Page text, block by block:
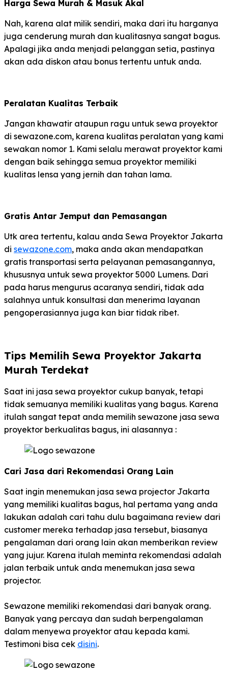
Harga Sewa Murah & Masuk Akal
Nah, karena alat milik sendiri, maka dari itu harganya
juga cenderung murah dan kualitasnya sangat bagus.
Apalagi jika anda menjadi pelanggan setia, pastinya
akan ada diskon atau bonus tertentu untuk anda.
Peralatan Kualitas Terbaik
Jangan khawatir ataupun ragu untuk sewa proyektor
di sewazone.com, karena kualitas peralatan yang kami
sewakan nomor 1. Kami selalu merawat proyektor kami
dengan baik sehingga semua proyektor memiliki
kualitas lensa yang jernih dan tahan lama.
Gratis Antar Jemput dan Pemasangan
Utk area tertentu, kalau anda Sewa Proyektor Jakarta
di sewazone.com, maka anda akan mendapatkan
gratis transportasi serta pelayanan pemasangannya,
khususnya untuk sewa proyektor 5000 Lumens. Dari
pada harus mengurus acaranya sendiri, tidak ada
salahnya untuk konsultasi dan menerima layanan
pengoperasiannya juga kan biar tidak ribet.
Tips Memilih Sewa Proyektor Jakarta
Murah Terdekat
Saat ini jasa sewa proyektor cukup banyak, tetapi
tidak semuanya memiliki kualitas yang bagus. Karena
itulah sangat tepat anda memilih sewazone jasa sewa
proyektor berkualitas bagus, ini alasannya :
Cari Jasa dari Rekomendasi Orang Lain
Saat ingin menemukan jasa sewa projector Jakarta
yang memiliki kualitas bagus, hal pertama yang anda
lakukan adalah cari tahu dulu bagaimana review dari
customer mereka terhadap jasa tersebut, biasanya
pengalaman dari orang lain akan memberikan review
yang jujur. Karena itulah meminta rekomendasi adalah
jalan terbaik untuk anda menemukan jasa sewa
projector.
Sewazone memiliki rekomendasi dari banyak orang.
Banyak yang percaya dan sudah berpengalaman
dalam menyewa proyektor atau kepada kami.
Testimoni bisa cek disini.